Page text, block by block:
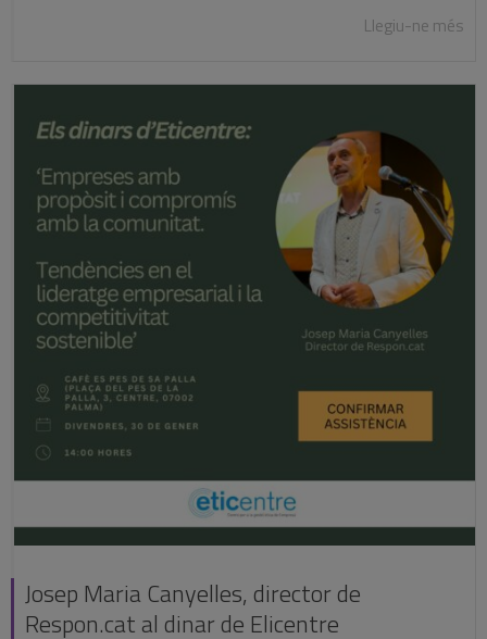
Llegiu-ne més
Josep Maria Canyelles, director de
Respon.cat al dinar de Elicentre